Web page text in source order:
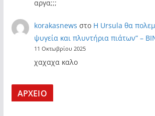
αργα;;;
korakasnews στο Η Ursula θα
ψυγεία και πλυντήρια πιάτων” –
11 Οκτωβρίου 2025
χαχαχα καλο
ΑΡΧΕΙΟ